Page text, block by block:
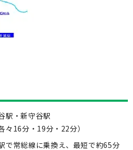
駅・新守谷駅
々16分・19分・22分）
で常総線に乗換え、最短で約65分